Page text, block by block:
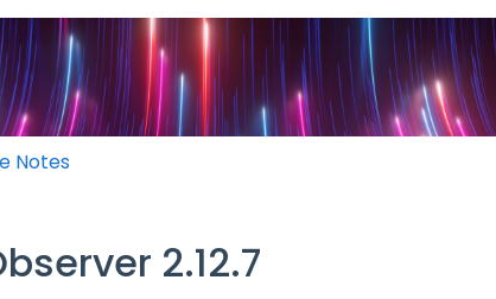
leer ist.
Notes
2.12.7